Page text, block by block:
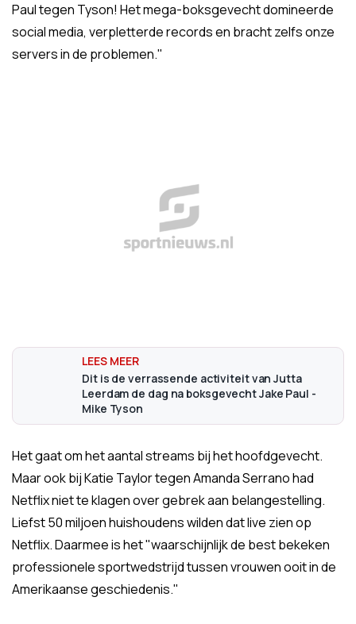
Paul tegen Tyson! Het mega-boksgevecht domineerde
social media, verpletterde records en bracht zelfs onze
servers in de problemen."
Dit is de verrassende activiteit van Jutta
Leerdam de dag na boksgevecht Jake Paul -
Mike Tyson
Het gaat om het aantal streams bij het hoofdgevecht.
Maar ook bij Katie Taylor tegen Amanda Serrano had
Netflix niet te klagen over gebrek aan belangestelling.
Liefst 50 miljoen huishoudens wilden dat live zien op
Netflix. Daarmee is het "waarschijnlijk de best bekeken
professionele sportwedstrijd tussen vrouwen ooit in de
Amerikaanse geschiedenis."